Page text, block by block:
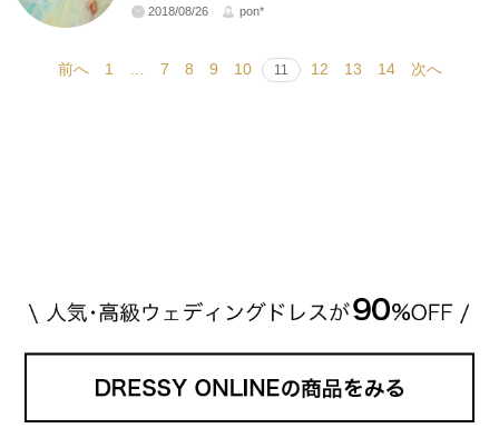
2018/08/26 pon*
前へ 1 7 8 9 10 11 12 13 14 次へ